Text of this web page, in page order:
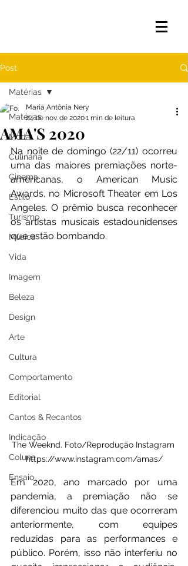
Post
Matérias
Moda
Culinária
Cinema
Estilo
Turismo
Música
Vida
Imagem
Beleza
Design
Arte
Cultura
Comportamento
Editorial
Cantos & Recantos
Indicação
Coluna
Ensaio
Matérias
AMA'S 2020
Maria Antônia Nery
24 de nov. de 20201 min de leitura
Na noite de domingo (22/11) ocorreu
uma das maiores premiações norte-
americanas, o American Music
Awards, no Microsoft Theater em Los
Angeles. O prêmio busca reconhecer
os artistas musicais estadounidenses
que estão bombando.
The Weeknd. Foto/Reprodução Instagram
https://www.instagram.com/amas/
Em 2020, ano marcado por uma
pandemia, a premiação não se
diferenciou muito das que ocorreram
anteriormente, com equipes
reduzidas para as performances e
público. Porém, isso não interferiu no